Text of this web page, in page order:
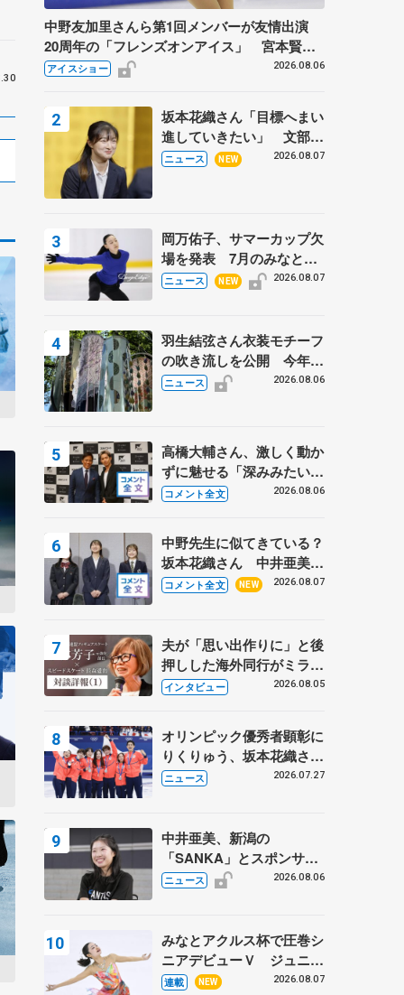
中野友加里さんら第1回メンバーが友情出演
20周年の「フレンズオンアイス」 宮本賢二
さん、有川梨絵さん、田村岳斗さんも
アイスショー 2026.08.06
坂本花織さん「目標へまい
進していきたい」 文部科
学省スポーツ表彰式で代表
ニュース NEW 2026.08.07
岡万佑子、サマーカップ欠
場を発表 7月のみなとア
クルス杯は腰痛の影響で
ニュース NEW 2026.08.07
羽生結弦さん衣装モチーフ
の吹き流しを公開 今年は
「春よ、来い」、仙台の瑞
ニュース 2026.08.06
高橋大輔さん、激しく動か
ずに魅せる「深みみたいな
ものは出てきている？」
あい
コメント全文 2026.08.06
中野先生に似てきている？
坂本花織さん 中井亜美は
クリケットのサマーキャン
部科学省スポーツ表彰
式】
コメント全文 NEW 2026.08.07
夫が「思い出作りに」と後
押しした海外同行がミラノ
まで… 繁華街のリンクで
に 小林芳子さんが振り返
るスケート人生
インタビュー 2026.08.05
オリンピック優秀者顕彰に
りくりゅう、坂本花織さ
ん、団体メンバーら 8月
園子らコーチも
ニュース 2026.07.27
中井亜美、新潟の
「SANKA」とスポンサー
契約 「全力で応援」とコ
ニュース 2026.08.06
みなとアクルス杯で圧巻シ
ニアデビューＶ ジュニア
で４シーズン無敗の島田麻
連載 NEW 2026.08.07